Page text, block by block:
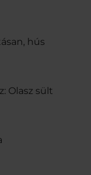
hús
Olasz sült